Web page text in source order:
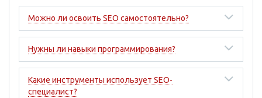
Можно ли освоить SEO самостоятельно?
Нужны ли навыки программирования?
Какие инструменты использует SEO-
специалист?